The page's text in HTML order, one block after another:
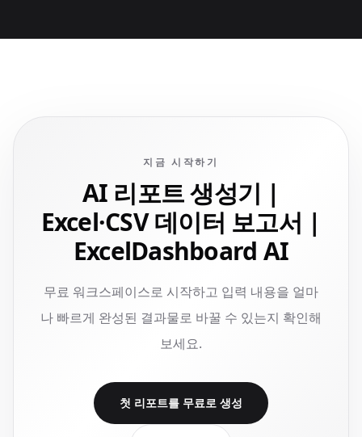
지금 시작하기
AI 리포트 생성기 |
Excel·CSV 데이터 보고서 |
ExcelDashboard AI
무료 워크스페이스로 시작하고 입력 내용을 얼마
나 빠르게 완성된 결과물로 바꿀 수 있는지 확인해
보세요.
첫 리포트를 무료로 생성